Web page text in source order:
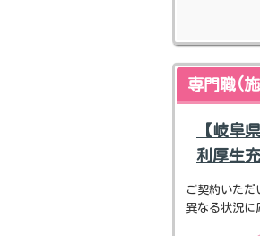
専門職(
【岐阜
利厚生
ご契約いた
異なる状況に